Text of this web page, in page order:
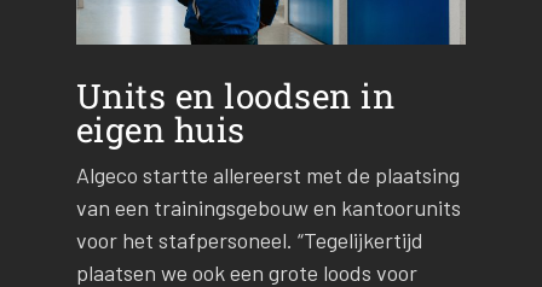
Units en loodsen in
eigen huis
Algeco startte allereerst met de plaatsing
van een trainingsgebouw en kantoorunits
voor het stafpersoneel. “Tegelijkertijd
plaatsen we ook een grote loods voor